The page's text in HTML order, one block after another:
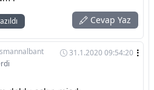
Cevap Yaz
31.1.2020 09:54:20